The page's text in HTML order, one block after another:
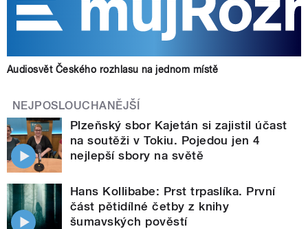
Audiosvět Českého rozhlasu na jednom místě
NEJPOSLOUCHANĚJŠÍ
Plzeňský sbor Kajetán si zajistil účast
na soutěži v Tokiu. Pojedou jen 4
nejlepší sbory na světě
Hans Kollibabe: Prst trpaslíka. První
část pětidílné četby z knihy
šumavských pověstí